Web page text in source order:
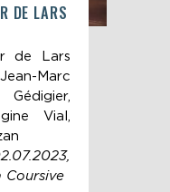
DE LARS
de Lars
Marc
Vial,
Coursive